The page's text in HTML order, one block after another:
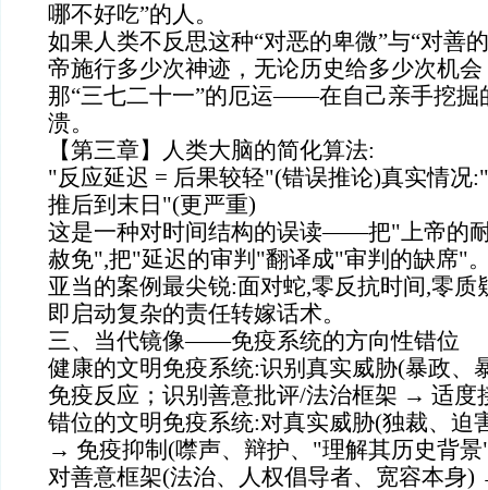
哪不好吃”的人。
如果人类不反思这种“对恶的卑微”与“对善
帝施行多少次神迹，无论历史给多少次机
那“三七二十一”的厄运——在自己亲手挖掘
溃。
【第三章】人类大脑的简化算法:
"反应延迟 = 后果较轻"(错误推论)真实情况
推后到末日"(更严重)
这是一种对时间结构的误读——把"上帝的
赦免",把"延迟的审判"翻译成"审判的缺席"
亚当的案例最尖锐:面对蛇,零反抗时间,零质
即启动复杂的责任转嫁话术。
三、当代镜像——免疫系统的方向性错位
健康的文明免疫系统:识别真实威胁(暴政
免疫反应；识别善意批评/法治框架 → 适度
错位的文明免疫系统:对真实威胁(独裁、迫
→ 免疫抑制(噤声、辩护、"理解其历史背
对善意框架(法治、人权倡导者、宽容本身